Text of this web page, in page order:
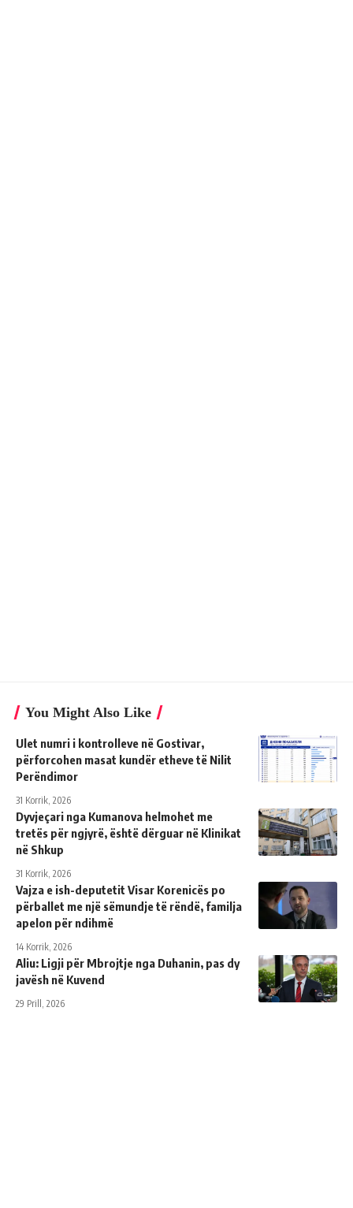
You Might Also Like
Ulet numri i kontrolleve në Gostivar,
përforcohen masat kundër etheve të Nilit
Perëndimor
31 Korrik, 2026
Dyvjeçari nga Kumanova helmohet me
tretës për ngjyrë, është dërguar në Klinikat
në Shkup
31 Korrik, 2026
Vajza e ish-deputetit Visar Korenicës po
përballet me një sëmundje të rëndë, familja
apelon për ndihmë
14 Korrik, 2026
Aliu: Ligji për Mbrojtje nga Duhanin, pas dy
javësh në Kuvend
29 Prill, 2026